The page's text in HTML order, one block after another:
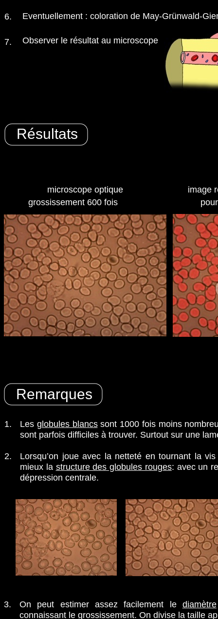
Eventuellement : coloration de May-Grünwald-
Observer le résultat au microscope
6.
7.
Les globules blancssont 1000 fois moins
sont parfois difficiles à trouver. Surtout sur une
Lorsqu’on joue avec la netteté en tournant la
mieux la structure des globules rouges: avec un
dépression centrale.
1.
2.
microscope optique
grossissement 600 fois
image
3. On peut estimer assez facilement le diamètre
connaissant le grossissement. On divise la taille
Résultats
Remarques